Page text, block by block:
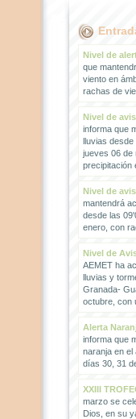
Nivel de
que
viento en
rachas de
Nivel de
informa que
lluvias desde
jueves 06 de
precipitación
Nivel de
mantendrá
desde las
enero, con
Nivel de
AEMET ha
lluvias y
Granada-
octubre, con
Alerta
informa que
naranja en el
días 30, 31
XXIII
marzo se
Dios, en su